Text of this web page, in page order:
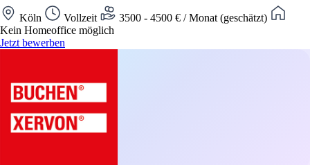
Köln Vollzeit
3500 - 4500 € / Monat (geschätzt)
Kein Homeoffice möglich
Jetzt bewerben